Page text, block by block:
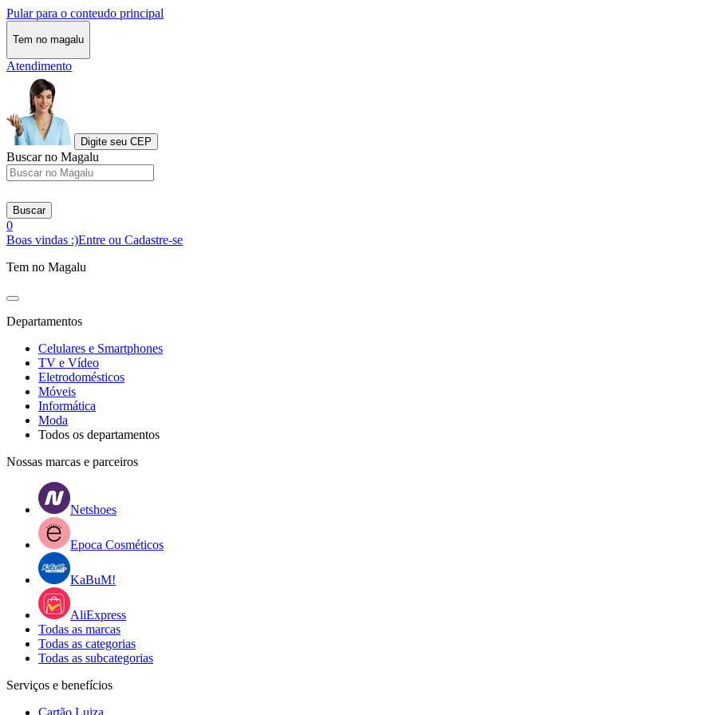
Pular para o conteudo principal
Tem no magalu
Atendimento
Digite seu CEP
Buscar no Magalu
Buscar
0
Boas vindas :)Entre ou Cadastre-se
Tem no Magalu
Departamentos
Celulares e Smartphones
TV e Vídeo
Eletrodomésticos
Móveis
Informática
Moda
Todos os departamentos
Nossas marcas e parceiros
Netshoes
Epoca Cosméticos
KaBuM!
AliExpress
Todas as marcas
Todas as categorias
Todas as subcategorias
Serviços e benefícios
Cartão Luiza